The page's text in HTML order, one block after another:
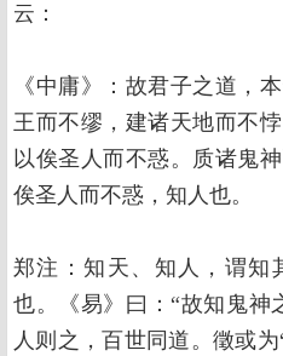
云：
《中庸》：故君子之道，
王而不缪，建诸天地而不
以俟圣人而不惑。质诸鬼
俟圣人而不惑，知人也。
郑注：知天、知人，谓知
也。《易》曰：“故知鬼神
人则之，百世同道。徵或